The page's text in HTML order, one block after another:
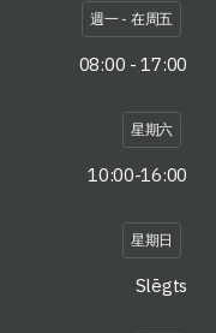
週一 - 在周五
08:00 - 17:00
星期六
10:00-16:00
星期日
Slēgts